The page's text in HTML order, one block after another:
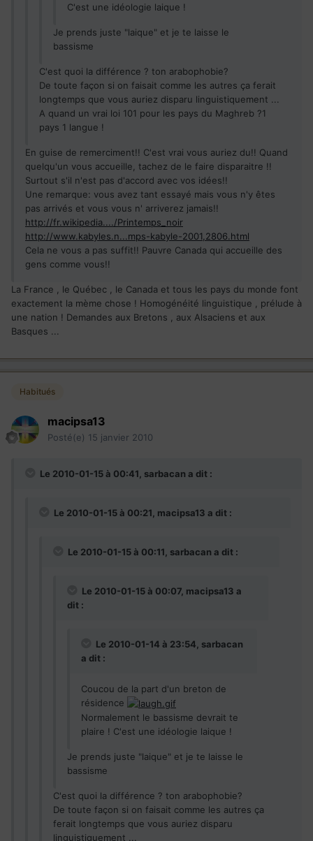
C'est une idéologie laique !
Je prends juste "laique" et je te laisse le
bassisme
C'est quoi la différence ? ton arabophobie?
De toute façon si on faisait comme les autres ça ferait
longtemps que vous auriez disparu linguistiquement ...
A quand un vrai loi 101 pour les pays du Maghreb ?1
pays 1 langue !
En guise de remerciment!! C'est vrai vous auriez du!! Quand
quelqu'un vous accueille, tachez de le faire disparaitre !!
Surtout s'il n'est pas d'accord avec vos idées!!
Une remarque: vous avez tant essayé mais vous n'y êtes
pas arrivés et vous vous n' arriverez jamais!!
http://fr.wikipedia..../Printemps_noir
http://www.kabyles.n...mps-kabyle-2001,2806.html
Cela ne vous a pas suffit!! Pauvre Canada qui accueille des
gens comme vous!!
La France , le Québec , le Canada et tous les pays du monde font
exactement la mème chose ! Homogénéité linguistique , prélude à
une nation ! Demandes aux Bretons , aux Alsaciens et aux
Basques ...
Habitués
macipsa13
Posté(e) 15 janvier 2010
Le 2010-01-15 à 00:41, sarbacan a dit :
Le 2010-01-15 à 00:21, macipsa13 a dit :
Le 2010-01-15 à 00:11, sarbacan a dit :
Le 2010-01-15 à 00:07, macipsa13 a
dit :
Le 2010-01-14 à 23:54, sarbacan
a dit :
Coucou de la part d'un breton de
résidence
Normalement le bassisme devrait te
plaire ! C'est une idéologie laique !
Je prends juste "laique" et je te laisse le
bassisme
C'est quoi la différence ? ton arabophobie?
De toute façon si on faisait comme les autres ça
ferait longtemps que vous auriez disparu
linguistiquement ...